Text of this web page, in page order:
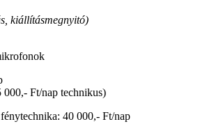
kiállításmegnyitó)
Ft/nap technikus)
fénytechnika: 40 000,- Ft/nap